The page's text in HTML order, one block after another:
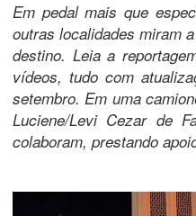
Em pedal mais que
outras localidades miram
destino. Leia a
vídeos, tudo com
setembro. Em uma
Luciene/Levi Cezar de
colaboram, prestando